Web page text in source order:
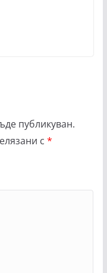
публикуван.
с *